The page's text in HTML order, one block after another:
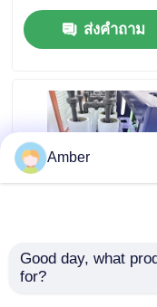
ทัวร์โรงงาน
ติดต่อเรา
ข่าว
ส่งคำถาม
XYM องค์ประกอบเ
ความละลายสูง
Amber
Good day, what
for?